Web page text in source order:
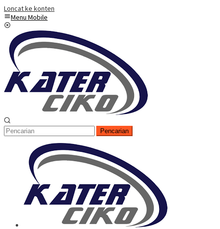
Loncat ke konten
Menu Mobile
Pencarian